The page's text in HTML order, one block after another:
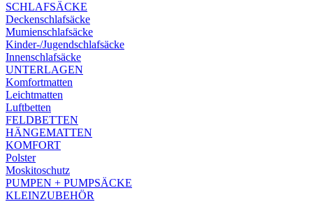
SCHLAFSÄCKE
Deckenschlafsäcke
Mumienschlafsäcke
Kinder-/Jugendschlafsäcke
Innenschlafsäcke
UNTERLAGEN
Komfortmatten
Leichtmatten
Luftbetten
FELDBETTEN
HÄNGEMATTEN
KOMFORT
Polster
Moskitoschutz
PUMPEN + PUMPSÄCKE
KLEINZUBEHÖR